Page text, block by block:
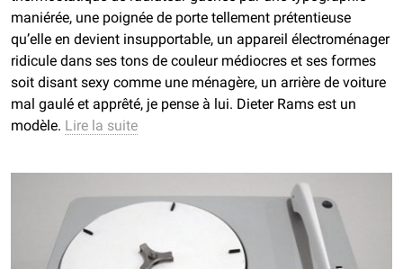
maniérée, une poignée de porte tellement prétentieuse
qu’elle en devient insupportable, un appareil électroménager
ridicule dans ses tons de couleur médiocres et ses formes
soit disant sexy comme une ménagère, un arrière de voiture
mal gaulé et apprêté, je pense à lui. Dieter Rams est un
modèle. Lire la suite